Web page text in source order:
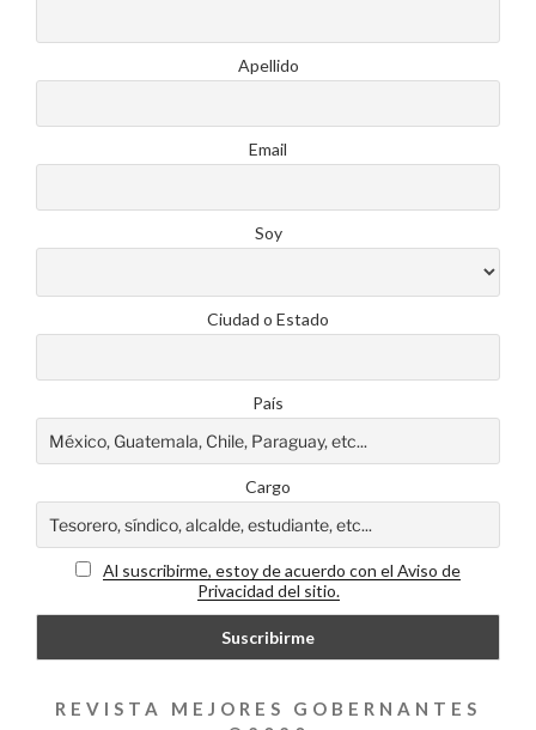
Apellido
Email
Soy
Ciudad o Estado
País
Cargo
Al suscribirme, estoy de acuerdo con el Aviso de
Privacidad del sitio.
REVISTA MEJORES GOBERNANTES